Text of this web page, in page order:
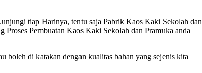
tiap Harinya, tentu saja Pabrik Kaos Kaki Sekolah dan
Pembuatan Kaos Kaki Sekolah dan Pramuka anda
boleh di katakan dengan kualitas bahan yang sejenis kita